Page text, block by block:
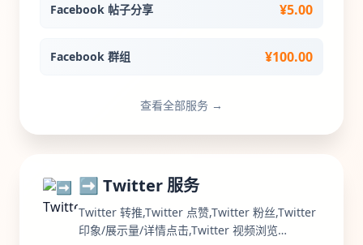
Facebook 帖子分享 ¥5.00
Facebook 群组 ¥100.00
查看全部服务 →
➡️ Twitter 服务
Twitter 转推,Twitter 点赞,Twitter 粉丝,Twitter
印象/展示量/详情点击,Twitter 视频浏览